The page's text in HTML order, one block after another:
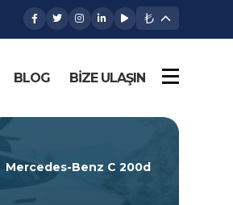
₺
BLOG BİZE ULAŞIN
Mercedes-Benz C 200d